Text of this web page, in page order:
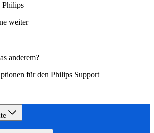
Philips
weiter
anderem?
für den Philips Support